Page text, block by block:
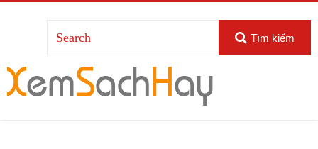
Tìm kiếm